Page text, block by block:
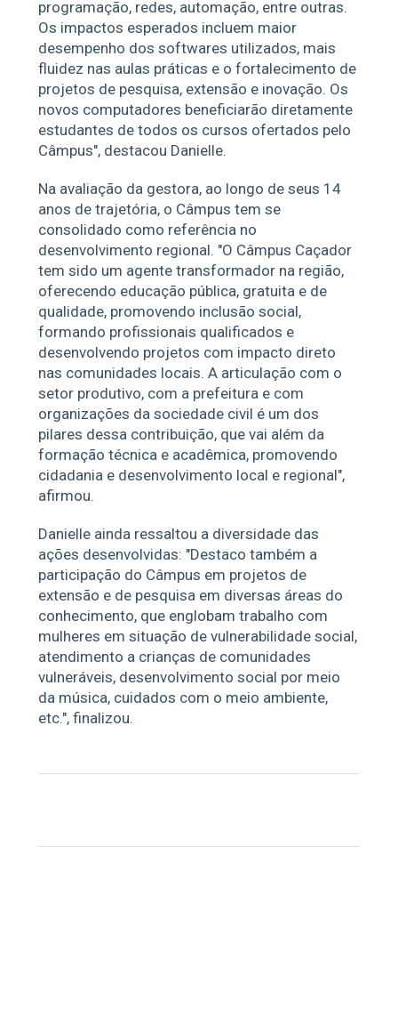
programação, redes, automação, entre outras.
Os impactos esperados incluem maior
desempenho dos softwares utilizados, mais
fluidez nas aulas práticas e o fortalecimento de
projetos de pesquisa, extensão e inovação. Os
novos computadores beneficiarão diretamente
estudantes de todos os cursos ofertados pelo
Câmpus", destacou Danielle.
Na avaliação da gestora, ao longo de seus 14
anos de trajetória, o Câmpus tem se
consolidado como referência no
desenvolvimento regional. "O Câmpus Caçador
tem sido um agente transformador na região,
oferecendo educação pública, gratuita e de
qualidade, promovendo inclusão social,
formando profissionais qualificados e
desenvolvendo projetos com impacto direto
nas comunidades locais. A articulação com o
setor produtivo, com a prefeitura e com
organizações da sociedade civil é um dos
pilares dessa contribuição, que vai além da
formação técnica e acadêmica, promovendo
cidadania e desenvolvimento local e regional",
afirmou.
Danielle ainda ressaltou a diversidade das
ações desenvolvidas: "Destaco também a
participação do Câmpus em projetos de
extensão e de pesquisa em diversas áreas do
conhecimento, que englobam trabalho com
mulheres em situação de vulnerabilidade social,
atendimento a crianças de comunidades
vulneráveis, desenvolvimento social por meio
da música, cuidados com o meio ambiente,
etc.", finalizou.